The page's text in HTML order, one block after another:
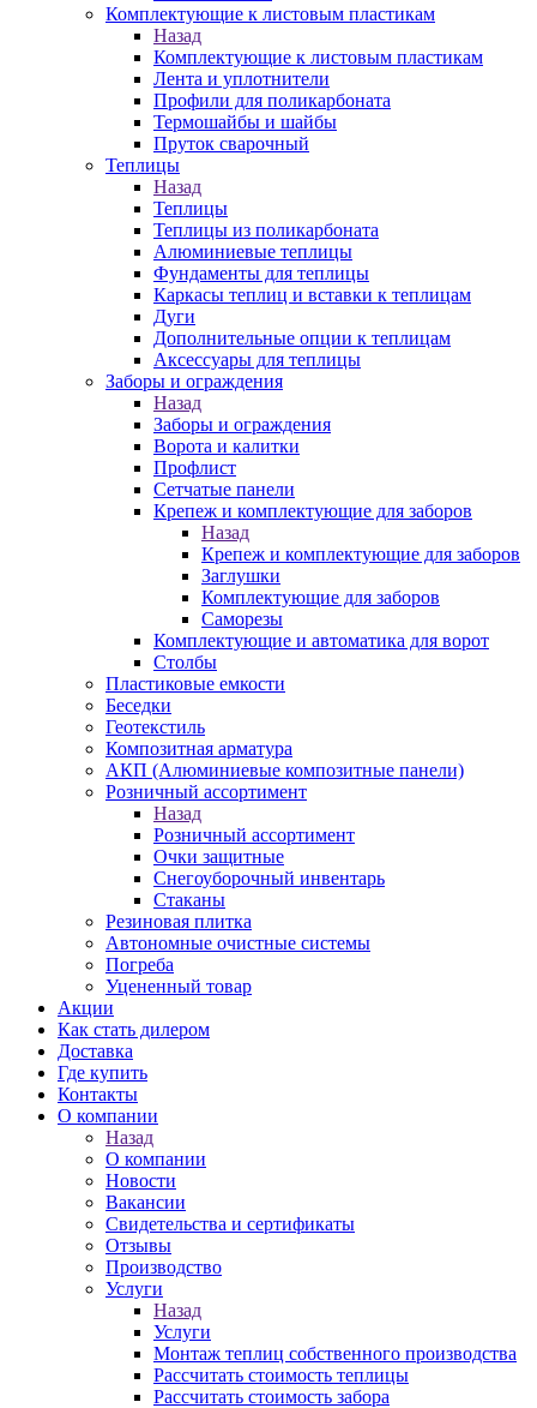
Комплектующие к листовым пластикам
Назад
Комплектующие к листовым пластикам
Лента и уплотнители
Профили для поликарбоната
Термошайбы и шайбы
Пруток сварочный
Теплицы
Назад
Теплицы
Теплицы из поликарбоната
Алюминиевые теплицы
Фундаменты для теплицы
Каркасы теплиц и вставки к теплицам
Дуги
Дополнительные опции к теплицам
Аксессуары для теплицы
Заборы и ограждения
Назад
Заборы и ограждения
Ворота и калитки
Профлист
Сетчатые панели
Крепеж и комплектующие для заборов
Назад
Крепеж и комплектующие для заборов
Заглушки
Комплектующие для заборов
Саморезы
Комплектующие и автоматика для ворот
Столбы
Пластиковые емкости
Беседки
Геотекстиль
Композитная арматура
АКП (Алюминиевые композитные панели)
Розничный ассортимент
Назад
Розничный ассортимент
Очки защитные
Снегоуборочный инвентарь
Стаканы
Резиновая плитка
Автономные очистные системы
Погреба
Уцененный товар
Акции
Как стать дилером
Доставка
Где купить
Контакты
О компании
Назад
О компании
Новости
Вакансии
Свидетельства и сертификаты
Отзывы
Производство
Услуги
Назад
Услуги
Монтаж теплиц собственного производства
Рассчитать стоимость теплицы
Рассчитать стоимость забора